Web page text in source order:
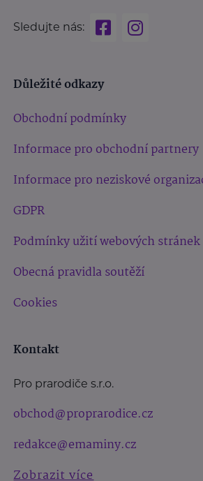
Sledujte nás:
Důležité odkazy
Obchodní podmínky
Informace pro obchodní partnery
Informace pro neziskové
GDPR
Podmínky užití webových stránek
Obecná pravidla soutěží
Cookies
Kontakt
Pro prarodiče s.r.o.
obchod@proprarodice.cz
redakce@emaminy.cz
Zobrazit více